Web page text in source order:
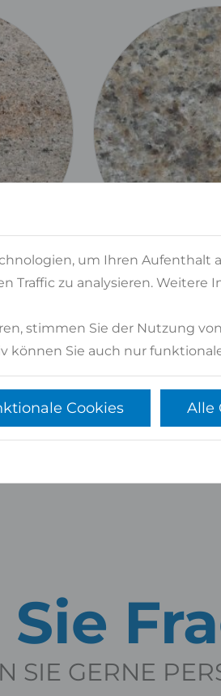
SIE GERNE
um Ihren Aufenthalt
Traffic zu analysieren. Weitere
stimmen Sie der Nutzung
können Sie auch nur
Cookies Alle